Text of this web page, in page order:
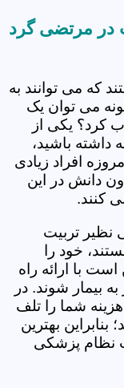
که می توانند به
می توان یک
کرد؟ یکی از
داشته باشید،
افراد زیادی
دانش در این
کنند.
نظیر تربیت
خود را
با ارائه راه
بیمار شوند. در
شما را تلف
بهترین
نظام پزشکی